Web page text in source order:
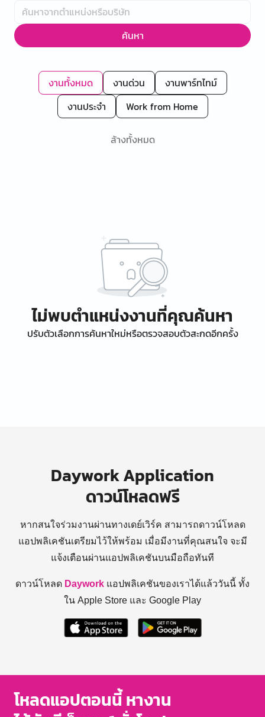
ค้นหา
งานทั้งหมด งานด่วน
งานพาร์ทไทม์
งานประจำ
Work from Home
ล้างทั้งหมด
ไม่พบตำแหน่งงานที่คุณค้นหา
ปรับตัวเลือกการค้นหาใหม่หรือตรวจสอบตัวสะกดอีกครั้ง
Daywork Application
ดาวน์โหลดฟรี
หากสนใจร่วมงานผ่านทางเดย์เวิร์ค สามารถดาวน์โหลด
แอปพลิเคชันเตรียมไว้ให้พร้อม เมื่อมีงานที่คุณสนใจ จะมี
แจ้งเตือนผ่านแอปพลิเคชันบนมือถือทันที
ดาวน์โหลด Daywork แอปพลิเคชันของเราได้แล้ววันนี้ ทั้ง
ใน Apple Store และ Google Play
โหลดแอปตอนนี้ หางาน